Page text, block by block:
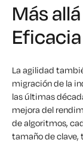
Más
La agilidad
migración de la
las últimas
mejora del
de algoritmos,
tamaño de